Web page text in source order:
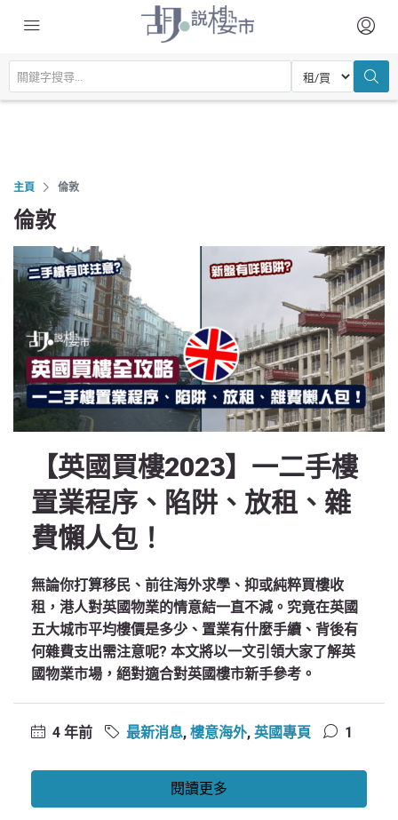
主頁 倫敦
倫敦
【英國買樓2023】一二手樓
置業程序、陷阱、放租、雜
費懶人包！
無論你打算移民、前往海外求學、抑或純粹買樓收
租，港人對英國物業的情意結一直不減。究竟在英國
五大城市平均樓價是多少、置業有什麼手續、背後有
何雜費支出需注意呢? 本文將以一文引領大家了解英
國物業市場，絕對適合對英國樓市新手參考。
4 年前 最新消息, 樓意海外, 英國專頁 1
閱讀更多